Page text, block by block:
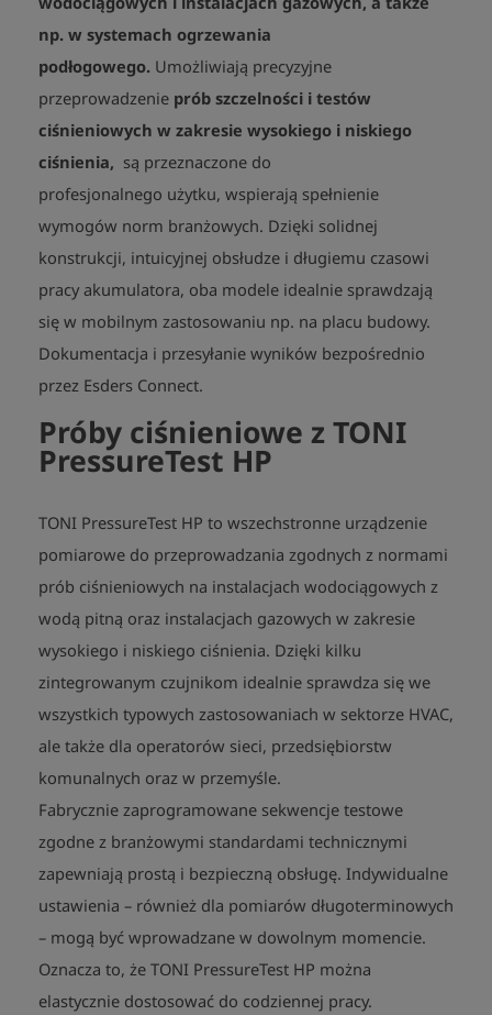
np. w systemach ogrzewania
podłogowego. Umożliwiają precyzyjne
przeprowadzenie prób szczelności i testów
ciśnieniowych w zakresie wysokiego i niskiego
ciśnienia, są przeznaczone do
profesjonalnego użytku, wspierają spełnienie
wymogów norm branżowych. Dzięki solidnej
konstrukcji, intuicyjnej obsłudze i długiemu czasowi
pracy akumulatora, oba modele idealnie sprawdzają
się w mobilnym zastosowaniu np. na placu budowy.
Dokumentacja i przesyłanie wyników bezpośrednio
przez Esders Connect.
Próby ciśnieniowe z TONI
PressureTest HP
TONI PressureTest HP to wszechstronne urządzenie
pomiarowe do przeprowadzania zgodnych z normami
prób ciśnieniowych na instalacjach wodociągowych z
wodą pitną oraz instalacjach gazowych w zakresie
wysokiego i niskiego ciśnienia. Dzięki kilku
zintegrowanym czujnikom idealnie sprawdza się we
wszystkich typowych zastosowaniach w sektorze HVAC,
ale także dla operatorów sieci, przedsiębiorstw
komunalnych oraz w przemyśle.
Fabrycznie zaprogramowane sekwencje testowe
zgodne z branżowymi standardami technicznymi
zapewniają prostą i bezpieczną obsługę. Indywidualne
ustawienia – również dla pomiarów długoterminowych
– mogą być wprowadzane w dowolnym momencie.
Oznacza to, że TONI PressureTest HP można
elastycznie dostosować do codziennej pracy.